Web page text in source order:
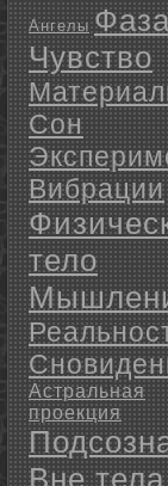
Ангелы
Чувство
Сон
Вибрации
тело
Астральная
проекция
Вне тела